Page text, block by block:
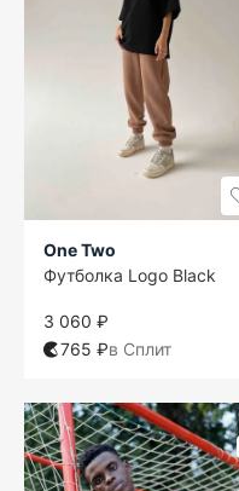
One Two
Футболка Logo Black
3 060 ₽
765 ₽в Сплит